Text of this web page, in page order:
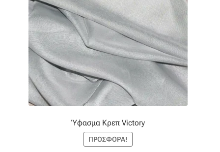
Ύφασμα Κρεπ Victory
ΠΡΟΣΦΟΡΆ!